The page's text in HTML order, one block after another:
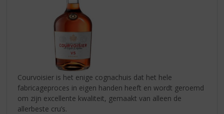
Courvoisier is het enige cognachuis dat het hele
fabricageproces in eigen handen heeft en wordt geroemd
om zijn excellente kwaliteit, gemaakt van alleen de
allerbeste cru’s.